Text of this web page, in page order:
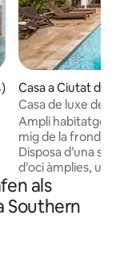
mitjana
Casa a Ciutat del
Casa de luxe de
a la muntanya
Ampli habitatge
mig de la
Disposa d’una
d’oci àmplies,
totalment
A la planta
principal amb
als
Southern